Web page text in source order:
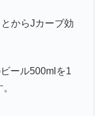
からJカーブ効
ール500mlを1